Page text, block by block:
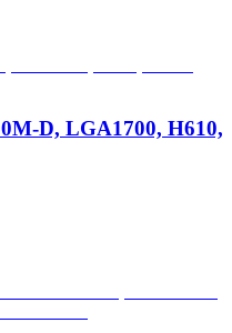
D, LGA1700, H610,